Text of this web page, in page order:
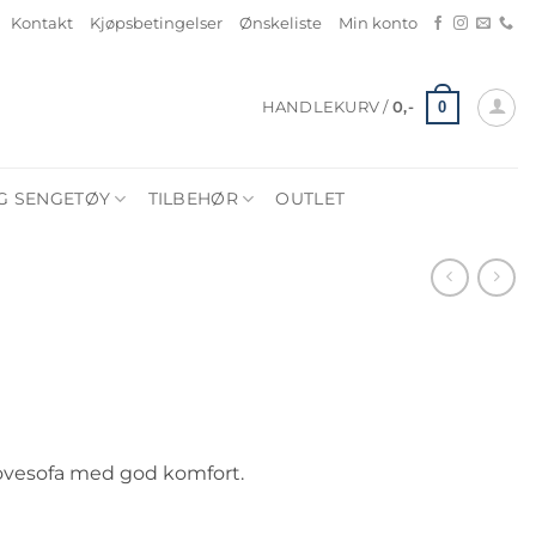
Kontakt Kjøpsbetingelser Ønskeliste Min konto
HANDLEKURV / 0,- 0
SENGETØY TILBEHØR OUTLET
med god komfort.